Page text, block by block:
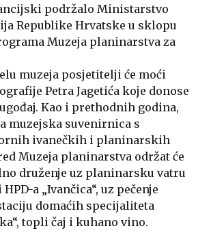
podržalo Ministarstvo
Republike Hrvatske u sklopu
Muzeja planinarstva za
muzeja posjetitelji će moći
Petra Jagetića koje donose
Kao i prethodnih godina,
muzejska suvenirnica s
ivanečkih i planinarskih
Muzeja planinarstva održat će
druženje uz planinarsku vatru
a „Ivančica“, uz pečenje
domaćih specijaliteta
topli čaj i kuhano vino.